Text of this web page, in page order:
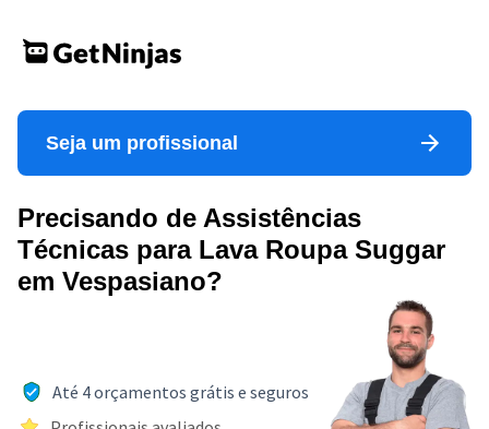
Seja um profissional
Precisando de Assistências
Técnicas para Lava Roupa Suggar
em Vespasiano?
Até 4 orçamentos grátis e seguros